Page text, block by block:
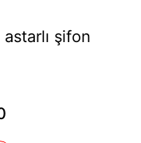
şifon